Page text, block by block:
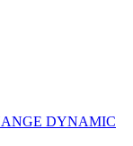
DYNAMIC